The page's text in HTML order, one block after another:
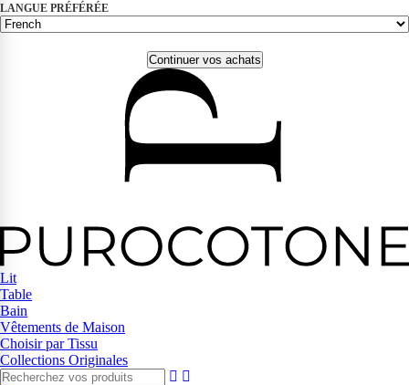
LANGUE PRÉFÉRÉE
Continuer vos achats
Lit
Table
Bain
Vêtements de Maison
Choisir par Tissu
Collections Originales